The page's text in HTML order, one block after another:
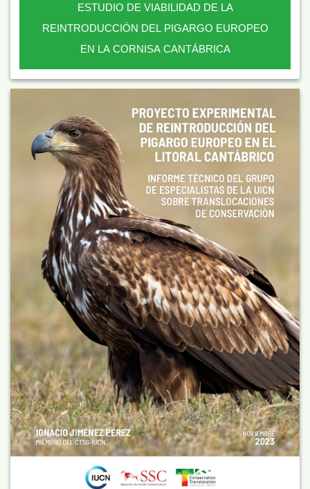
ESTUDIO DE VIABILIDAD DE LA
REINTRODUCCIÓN DEL PIGARGO EUROPEO
EN LA CORNISA CANTÁBRICA